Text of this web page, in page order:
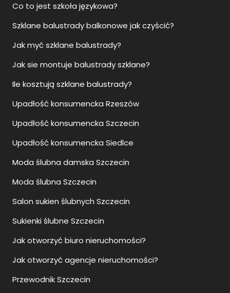
Co to jest szkoła językowa?
Szklane balustrady balkonowe jak czyścić?
Jak myć szklane balustrady?
Jak sie montuje balustrady szklane?
Ile kosztują szklane balustrady?
Upadłość konsumencka Rzeszów
Upadłość konsumencka Szczecin
Upadłość konsumencka Siedlce
Moda ślubna damska Szczecin
Moda ślubna Szczecin
Salon sukien ślubnych Szczecin
Sukienki ślubne Szczecin
Jak otworzyć biuro nieruchomości?
Jak otworzyć agencje nieruchomości?
Przewodnik Szczecin